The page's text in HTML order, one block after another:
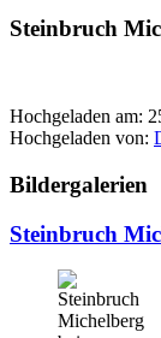
Steinbruch
Hochgeladen am:
Hochgeladen von:
Bildergalerien
Steinbruch